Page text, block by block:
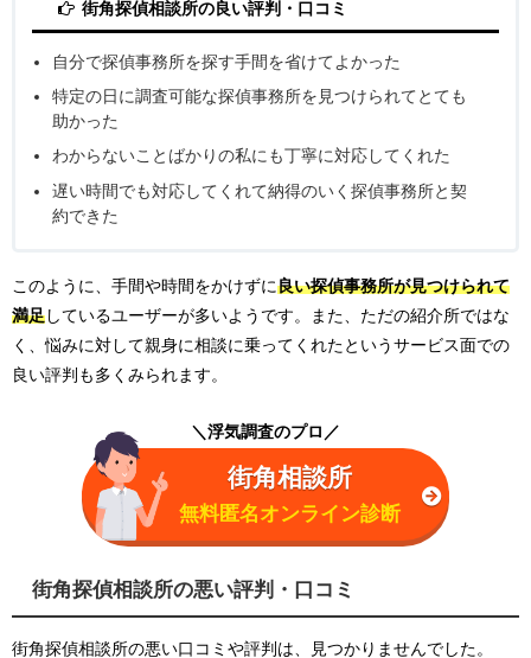
街角探偵相談所の良い評判・口コミ
自分で探偵事務所を探す手間を省けてよかった
特定の日に調査可能な探偵事務所を見つけられてとても
助かった
わからないことばかりの私にも丁寧に対応してくれた
遅い時間でも対応してくれて納得のいく探偵事務所と契
約できた
このように、手間や時間をかけずに良い探偵事務所が見つけられて
満足 しているユーザーが多いようです。また、ただの紹介所ではな
く、悩みに対して親身に相談に乗ってくれたというサービス面での
良い評判も多くみられます。
＼浮気調査のプロ／
街角相談所
無料匿名オンライン診断
街角探偵相談所の悪い評判・口コミ
街角探偵相談所の悪い口コミや評判は、見つかりませんでした。